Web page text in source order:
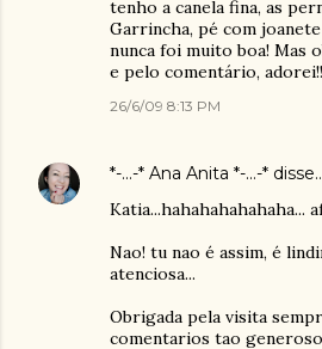
tenho a canela fina, as
Garrincha, pé com
nunca foi muito boa! Mas
e pelo comentário,
26/6/09 8:13 PM
*-...-* Ana Anita *-...-*
Katia...hahahahahahaha...
Nao! tu nao é assim, é
atenciosa...
Obrigada pela visita
comentarios tao